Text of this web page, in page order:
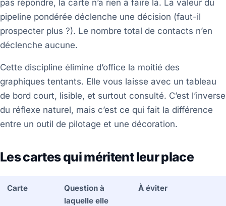
pas répondre, la carte n’a rien à faire là. La valeur du
pipeline pondérée déclenche une décision (faut-il
prospecter plus ?). Le nombre total de contacts n’en
déclenche aucune.
Cette discipline élimine d’office la moitié des
graphiques tentants. Elle vous laisse avec un tableau
de bord court, lisible, et surtout consulté. C’est l’inverse
du réflexe naturel, mais c’est ce qui fait la différence
entre un outil de pilotage et une décoration.
Les cartes qui méritent leur place
Carte
Question à
laquelle elle
À éviter